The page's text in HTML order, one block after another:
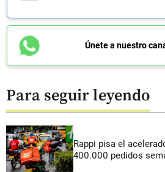
Únete a nuestro
Para seguir leyendo
Rappi pisa el
400.000 pedidos